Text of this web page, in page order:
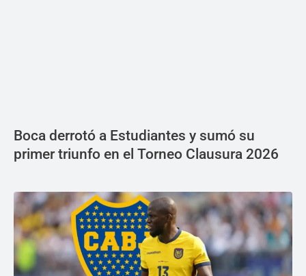
Boca derrotó a Estudiantes y sumó su
primer triunfo en el Torneo Clausura 2026